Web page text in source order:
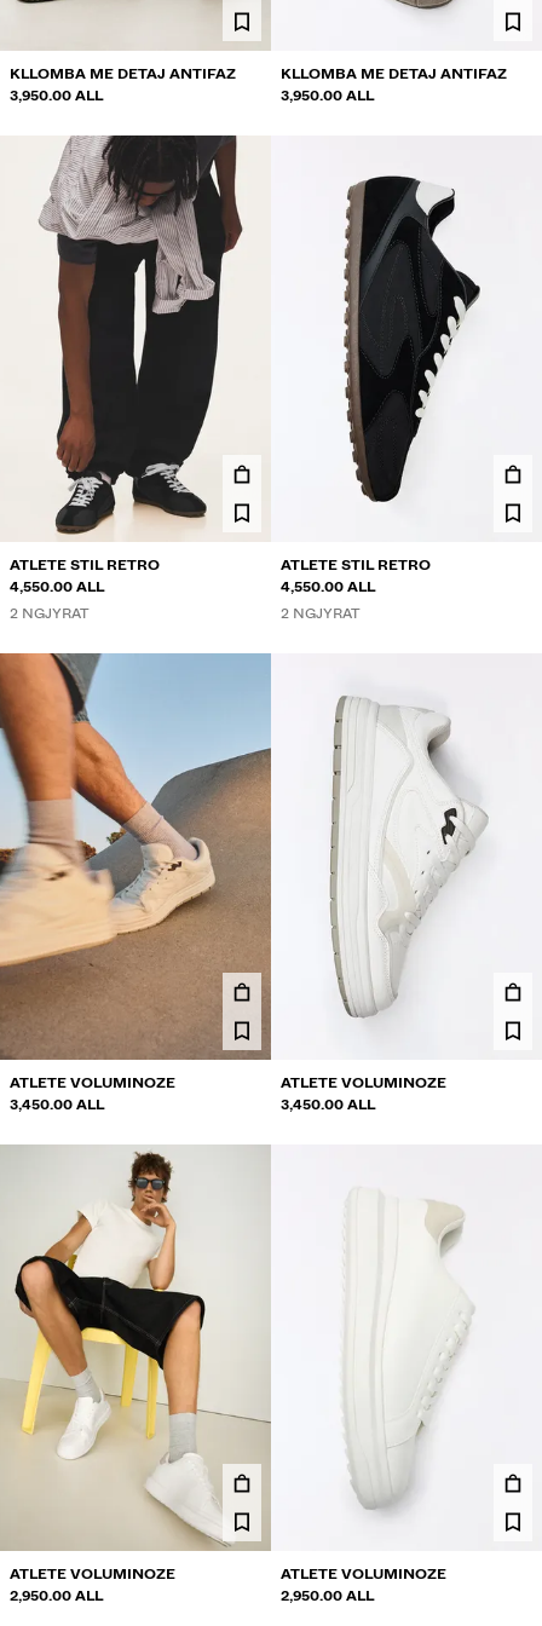
KLLOMBA ME DETAJ ANTIFAZ
3,950.00 ALL
KLLOMBA ME DETAJ ANTIFAZ
3,950.00 ALL
ATLETE STIL RETRO
4,550.00 ALL
2 NGJYRAT
ATLETE STIL RETRO
4,550.00 ALL
2 NGJYRAT
ATLETE VOLUMINOZE
3,450.00 ALL
ATLETE VOLUMINOZE
3,450.00 ALL
ATLETE VOLUMINOZE
2,950.00 ALL
ATLETE VOLUMINOZE
2,950.00 ALL